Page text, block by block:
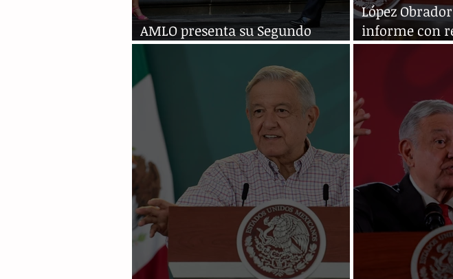
AMLO presenta su Segundo
Informe de Gobierno
López
informe con
cargas del